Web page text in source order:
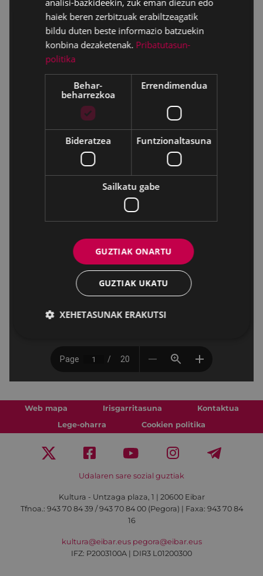
Web mapa Irisgarritasuna
Kontaktua
Lege-oharra
Cookien politika
Udalaren sare sozial guztiak
Kultura - Untzaga plaza, 1 | 20600 Eibar
Tfnoa.: 943 70 84 39 / 943 70 84 00 (Pegora) | Faxa: 943 70 84
16
kultura@eibar.eus pegora@eibar.eus
IFZ: P2003100A | DIR3 L01200300
analisi-bazkideekin, zuk eman diezun edo
haiek beren zerbitzuak erabiltzeagatik
bildu duten beste informazio batzuekin
konbina dezaketenak. Pribatutasun-
politika
Behar-
beharrezkoa
Errendimendua
Bideratzea Funtzionaltasuna
Sailkatu gabe
GUZTIAK ONARTU
GUZTIAK UKATU
XEHETASUNAK ERAKUTSI